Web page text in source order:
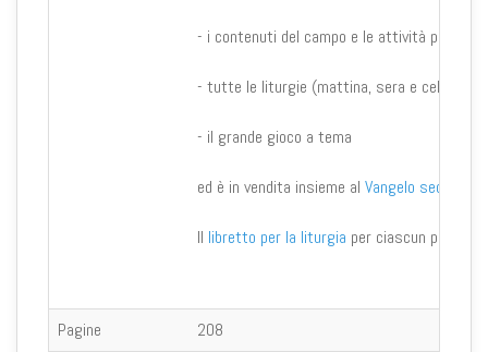
- i contenuti del campo e le attività per ogni
- tutte le liturgie (mattina, sera e
- il grande gioco a tema
ed è in vendita insieme al Vangelo secondo
Il libretto per la liturgia per ciascun
Pagine
208